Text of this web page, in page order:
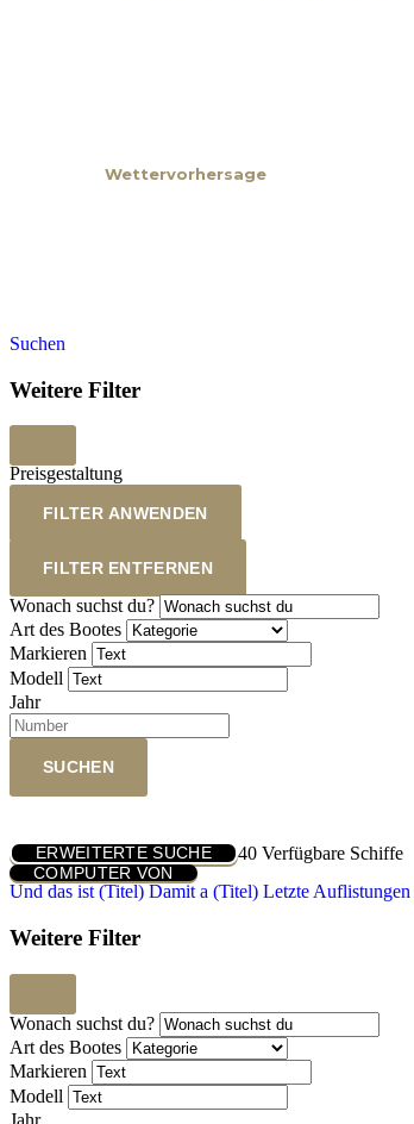
Wettervorhersage
Suchen
Weitere Filter
Preisgestaltung
FILTER ANWENDEN
FILTER ENTFERNEN
Wonach suchst du?
Art des Bootes
Markieren
Modell
Jahr
SUCHEN
ERWEITERTE SUCHE 40Verfügbare Schiffe
COMPUTER VON
Und das ist (Titel) Damit a (Titel) Letzte Auflistungen
Weitere Filter
Wonach suchst du?
Art des Bootes
Markieren
Modell
Jahr